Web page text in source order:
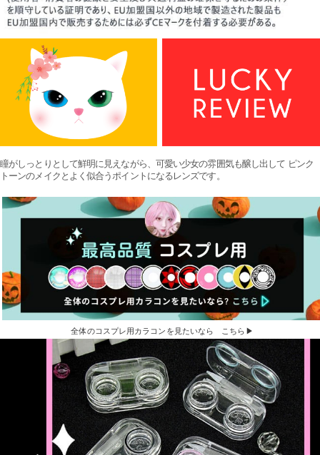
瞳がしっとりとして鮮明に見えながら、可愛い少女の雰囲気も醸し出して ピンク
トーンのメイクとよく似合うポイントになるレンズです。
全体のコスプレ用カラコンを見たいなら こちら▶